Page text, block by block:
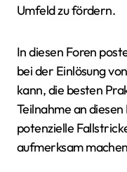
Umfeld zu fördern.
In diesen Foren
bei der Einlösung
kann, die besten
Teilnahme an
potenzielle
aufmerksam